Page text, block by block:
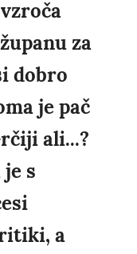
za
dobro
je pač
ali...?
s
a